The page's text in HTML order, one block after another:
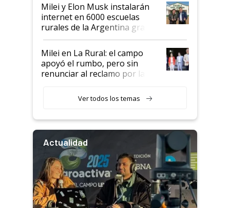
Milei y Elon Musk instalarán
internet en 6000 escuelas
rurales de la Argentina gracias
a un acuerdo con Starlink
Milei en La Rural: el campo
apoyó el rumbo, pero sin
renunciar al reclamo por las
Ver todos los temas
Actualidad